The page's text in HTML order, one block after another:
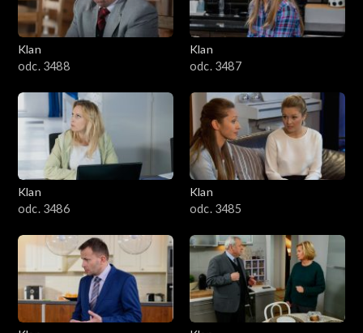
2401–2500
2301–2400
2201–2300
2101–2200
2001–2100
1901–2000
1801–1900
1701–1800
Klan
odc. 3488
Klan
odc. 3487
Klan
odc. 3486
Klan
odc. 3485